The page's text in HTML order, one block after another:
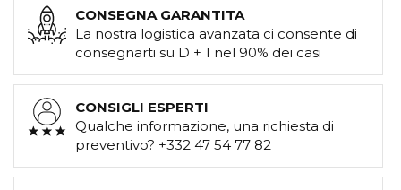
CONSEGNA GARANTITA
La nostra logistica avanzata ci consente di
consegnarti su D + 1 nel 90% dei casi
CONSIGLI ESPERTI
Qualche informazione, una richiesta di
preventivo? +332 47 54 77 82